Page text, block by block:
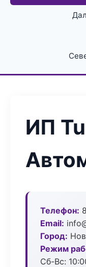
ИП
Телефон:
Email:
Город:
Режим
Сб-Вс: